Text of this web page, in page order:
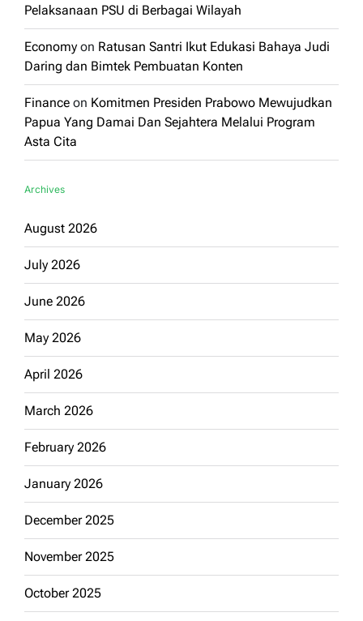
Pelaksanaan PSU di Berbagai Wilayah
Economy on Ratusan Santri Ikut Edukasi Bahaya Judi
Daring dan Bimtek Pembuatan Konten
Finance on Komitmen Presiden Prabowo Mewujudkan
Papua Yang Damai Dan Sejahtera Melalui Program
Asta Cita
Archives
August 2026
July 2026
June 2026
May 2026
April 2026
March 2026
February 2026
January 2026
December 2025
November 2025
October 2025